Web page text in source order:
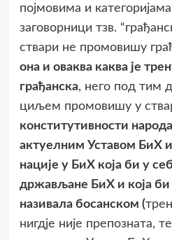
појмовима и
заговорници тзв.
ствари не промовишу
она и оваква каква је
грађанска, него под тим
циљем промовишу у
конститутивности
актуелним Уставом БиХ
нације у БиХ која би у
држављане БиХ и која би
називала босанском (
нигдје није препозната,